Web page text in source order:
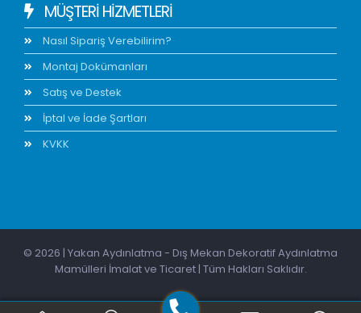
MÜŞTERİ HİZMETLERİ
Nasıl Sipariş Verebilirim?
Montaj Dokümanları
Satış ve Destek
İptal ve İade Şartları
KVKK
© 2026 | Yakan Aydınlatma - Dış Mekan Dekoratif Aydınlatma
Mamülleri İmalat ve Ticaret | Tüm Hakları Saklıdır.